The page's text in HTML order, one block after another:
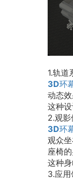
1.轨道
3D环
动态效
这种
2.观影
3D环
观众
座椅
这种
3.应用